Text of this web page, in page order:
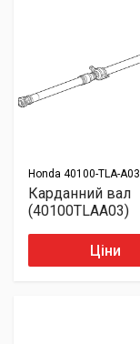
Honda 40100-TLA-A03
Карданний вал
(40100TLAA03)
Ціни